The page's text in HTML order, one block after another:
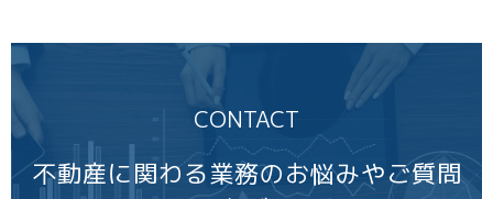
CONTACT
不動産に関わる業務のお悩みやご質問